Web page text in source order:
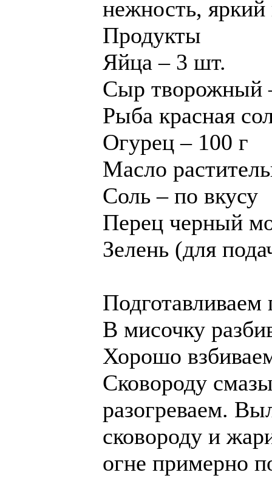
нежность,
Продукты
Яйца – 3 шт.
Сыр творожный
Рыба красная
Огурец – 100 г
Масло
Соль – по вкусу
Перец черный
Зелень (для
Подготавливаем
В мисочку
Хорошо
Сковороду
разогреваем.
сковороду и
огне примерно